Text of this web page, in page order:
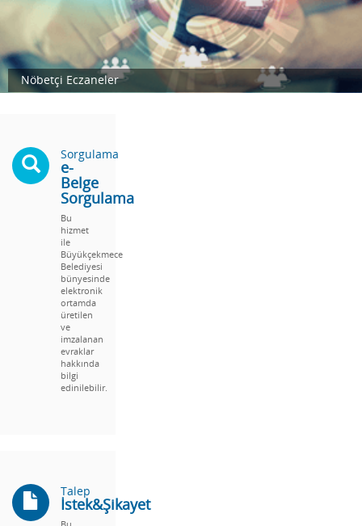
Nöbetçi Eczaneler
Sorgulama
e-
Belge
Sorgulama
Bu
hizmet
ile
Büyükçekmece
Belediyesi
bünyesinde
elektronik
ortamda
üretilen
ve
imzalanan
evraklar
hakkında
bilgi
edinilebilir.
Talep
İstek&Şikayet